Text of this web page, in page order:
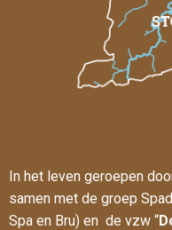
In het leven geroepen
samen met de groep
Spa en Bru) en de vzw “